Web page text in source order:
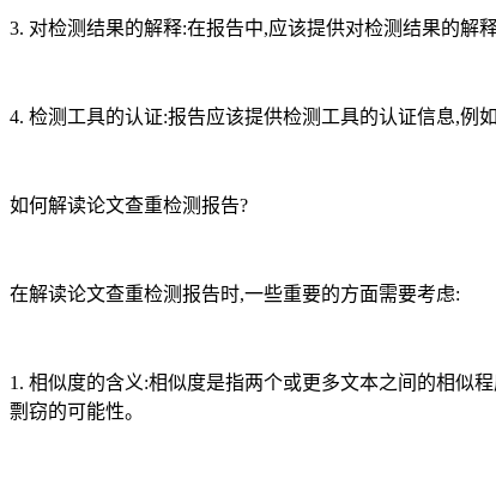
3. 对检测结果的解释:在报告中,应该提供对检测结果的解
4. 检测工具的认证:报告应该提供检测工具的认证信息,例
如何解读论文查重检测报告?
在解读论文查重检测报告时,一些重要的方面需要考虑:
1. 相似度的含义:相似度是指两个或更多文本之间的相似
剽窃的可能性。